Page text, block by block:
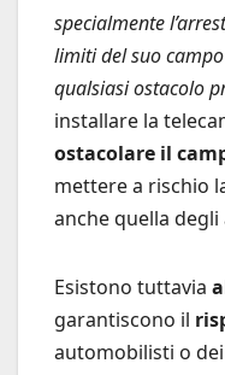
specialmente
limiti del suo
qualsiasi ostacolo
installare la
ostacolare il
mettere a rischio
anche quella degli
Esistono tuttavia
garantiscono il
automobilisti o